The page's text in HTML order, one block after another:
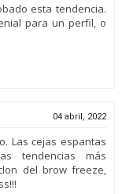
esta tendencia.
para un perfil, o
04 abril, 2022
Las cejas espantas
tendencias más
del brow freeze,